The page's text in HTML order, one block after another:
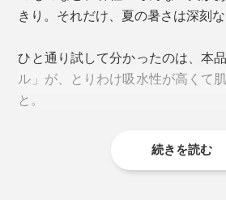
夏の家事やガーデニング……、暑い
きり。それだけ、夏の暑さは深刻な
ひと通り試して分かったのは、本
ル」が、とりわけ吸水性が高くて
と。
続きを読む